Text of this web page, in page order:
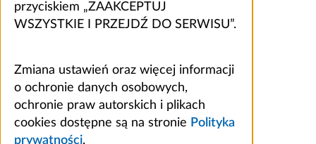
przyciskiem „ZAAKCEPTUJ
WSZYSTKIE I PRZEJDŹ DO SERWISU”.
Zmiana ustawień oraz więcej informacji
o ochronie danych osobowych,
ochronie praw autorskich i plikach
cookies dostępne są na stronie Polityka
prywatności.